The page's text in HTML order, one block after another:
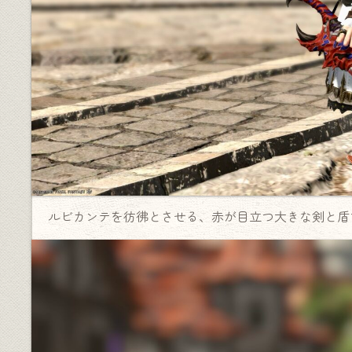
ルビカンテを彷彿とさせる、赤が目立つ大きな剣と